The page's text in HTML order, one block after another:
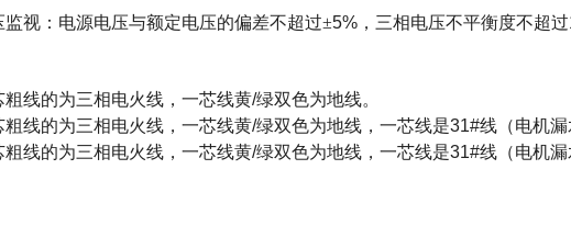
监视：电源电压与额定电压的偏差不超过±5% ，三相电压不平衡度不超过
粗线的为三相电火线，一芯线黄/绿双色为地线。
粗线的为三相电火线，一芯线黄/绿双色为地线，一芯线是31#线（电机漏
粗线的为三相电火线，一芯线黄/绿双色为地线，一芯线是31#线（电机